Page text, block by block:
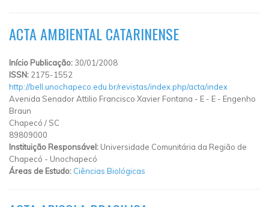
ACTA AMBIENTAL CATARINENSE
Início Publicação: 30/01/2008
ISSN: 2175-1552
http://bell.unochapeco.edu.br/revistas/index.php/acta/index
Avenida Senador Attilio Francisco Xavier Fontana - E - E - Engenho
Braun
Chapecó / SC
89809000
Instituição Responsável: Universidade Comunitária da Região de
Chapecó - Unochapecó
Áreas de Estudo: Ciências Biológicas